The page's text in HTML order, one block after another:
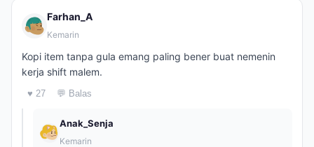
Farhan_A
Kemarin
Kopi item tanpa gula emang paling bener buat nemenin
kerja shift malem.
♥ 27 💬 Balas
Anak_Senja
Kemarin